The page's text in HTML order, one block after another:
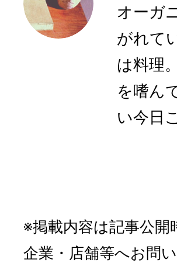
オーガ
がれて
は料理
を嗜ん
い今日
※掲載内容は記事公
企業・店舗等へお問